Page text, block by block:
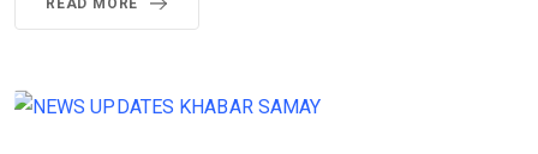
READ MORE